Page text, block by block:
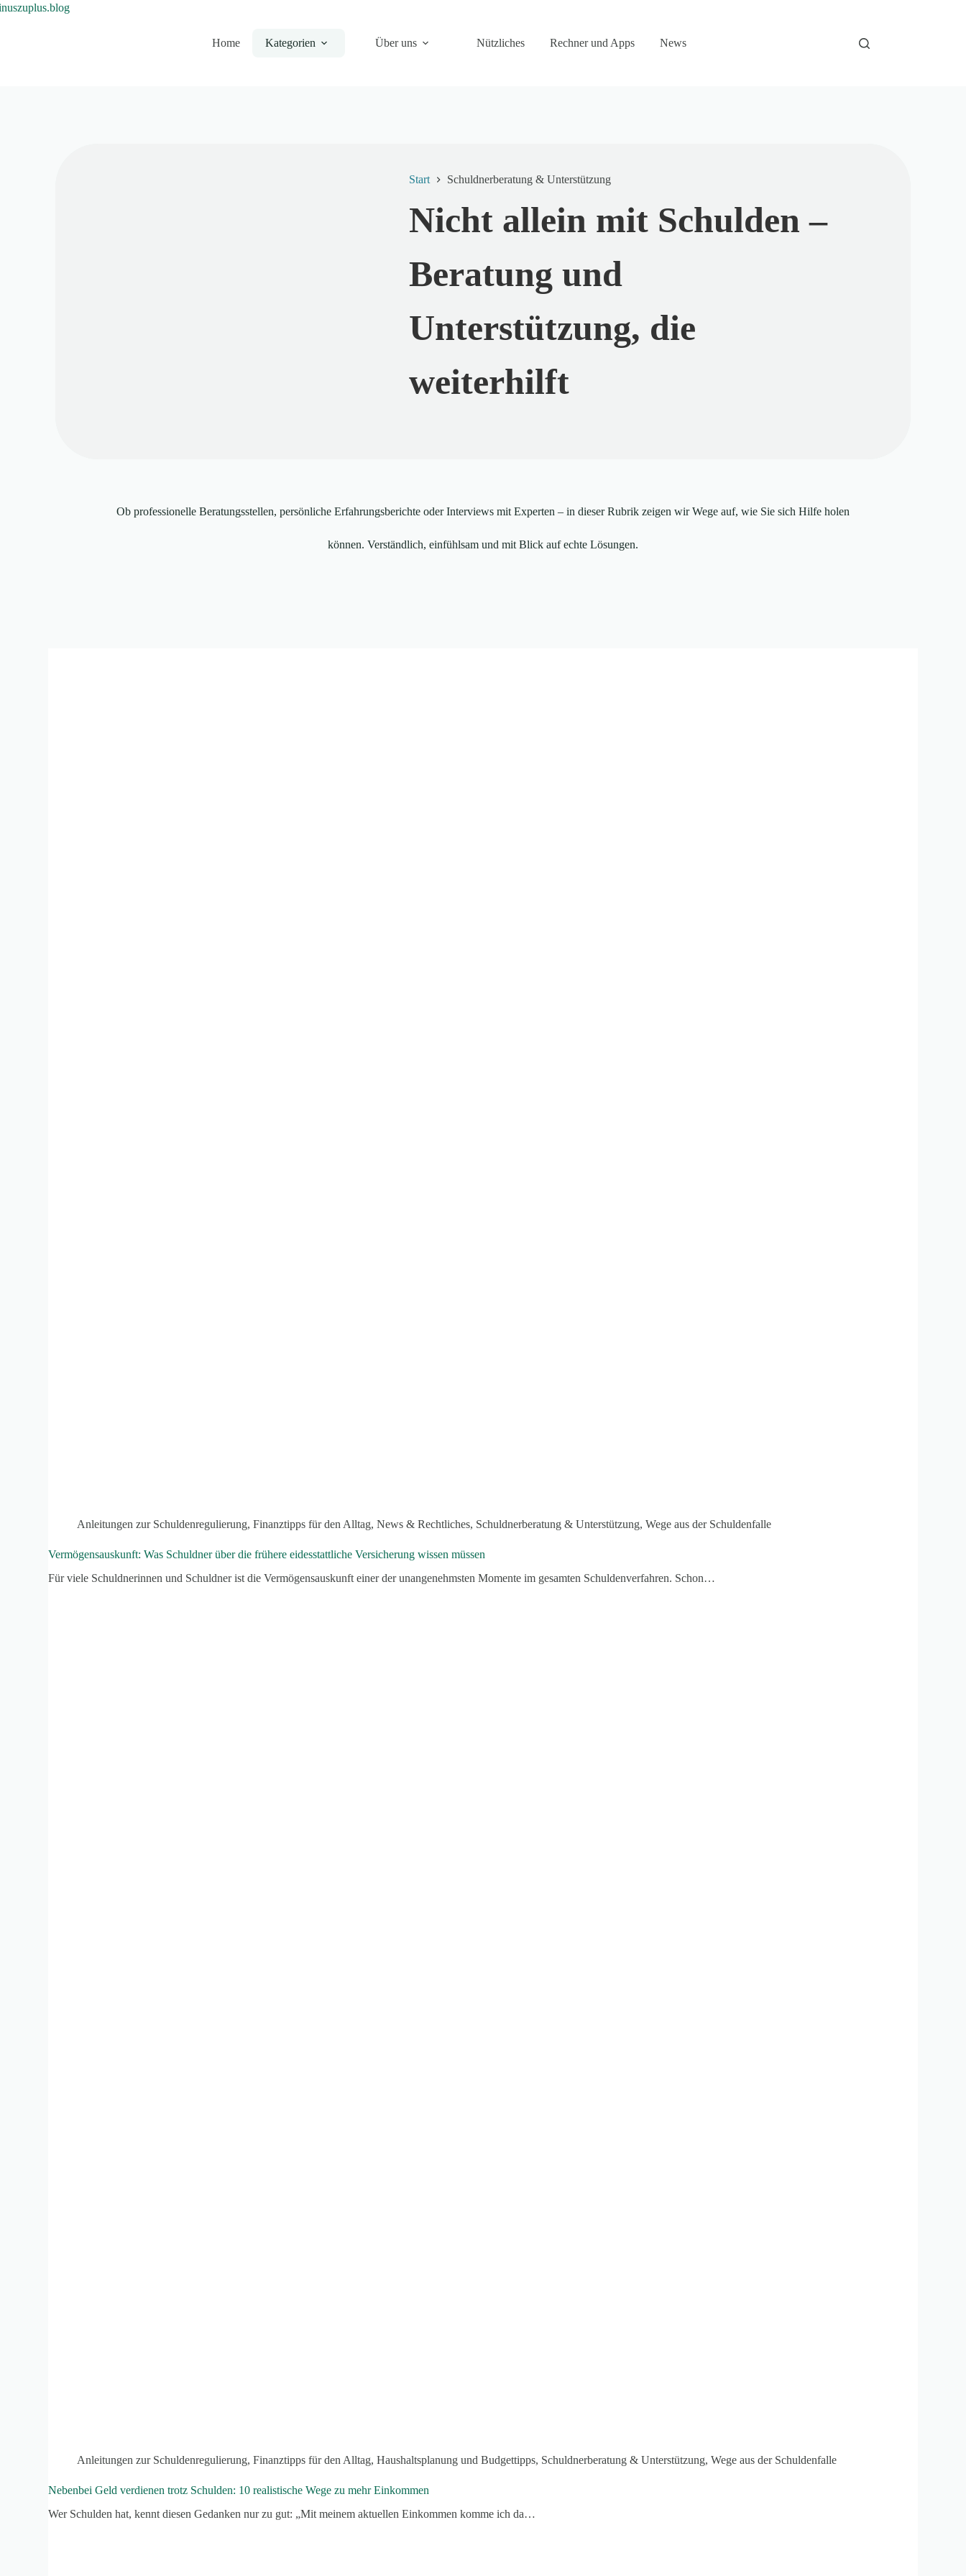
Home Kategorien Über uns Nützliches Rechner und Apps News
Start Schuldnerberatung & Unterstützung
Nicht allein mit Schulden –
Beratung und
Unterstützung, die
weiterhilft
Ob professionelle Beratungsstellen, persönliche Erfahrungsberichte oder Interviews mit Experten – in dieser Rubrik zeigen wir Wege auf, wie Sie sich Hilfe holen
können. Verständlich, einfühlsam und mit Blick auf echte Lösungen.
Anleitungen zur Schuldenregulierung,Finanztipps für den Alltag,News & Rechtliches, Schuldnerberatung & Unterstützung,Wege aus der Schuldenfalle
Vermögensauskunft: Was Schuldner über die frühere eidesstattliche Versicherung wissen müssen
Für viele Schuldnerinnen und Schuldner ist die Vermögensauskunft einer der unangenehmsten Momente im gesamten Schuldenverfahren. Schon…
Anleitungen zur Schuldenregulierung,Finanztipps für den Alltag,Haushaltsplanung und Budgettipps, Schuldnerberatung & Unterstützung,Wege aus der Schuldenfalle
Nebenbei Geld verdienen trotz Schulden: 10 realistische Wege zu mehr Einkommen
Wer Schulden hat, kennt diesen Gedanken nur zu gut: „Mit meinem aktuellen Einkommen komme ich da…